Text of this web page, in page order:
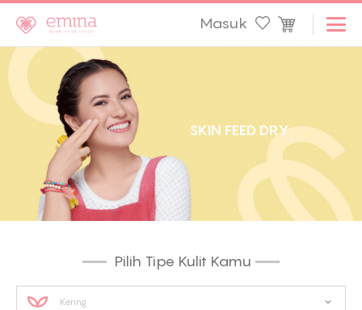
Masuk
SKIN FEED DRY
Pilih Tipe Kulit Kamu
Kering